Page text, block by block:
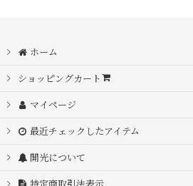
ホーム
ショッピングカート
マイページ
最近チェックしたアイテム
開光について